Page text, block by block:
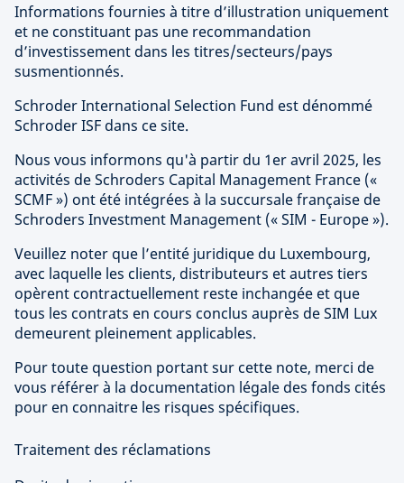
Informations fournies à titre d’illustration uniquement
et ne constituant pas une recommandation
d’investissement dans les titres/secteurs/pays
susmentionnés.
Schroder International Selection Fund est dénommé
Schroder ISF dans ce site.
Nous vous informons qu'à partir du 1er avril 2025, les
activités de Schroders Capital Management France («
SCMF ») ont été intégrées à la succursale française de
Schroders Investment Management (« SIM - Europe »).
Veuillez noter que l’entité juridique du Luxembourg,
avec laquelle les clients, distributeurs et autres tiers
opèrent contractuellement reste inchangée et que
tous les contrats en cours conclus auprès de SIM Lux
demeurent pleinement applicables.
Pour toute question portant sur cette note, merci de
vous référer à la documentation légale des fonds cités
pour en connaitre les risques spécifiques.
Traitement des réclamations